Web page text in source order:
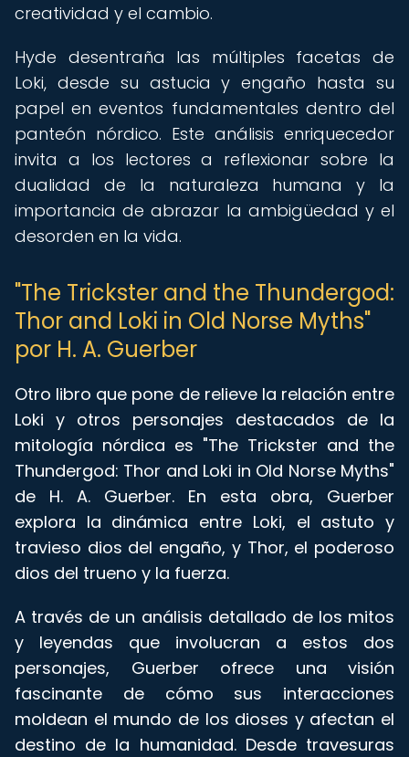
creatividad y el cambio.
Hyde desentraña las múltiples facetas de
Loki, desde su astucia y engaño hasta su
papel en eventos fundamentales dentro del
panteón nórdico. Este análisis enriquecedor
invita a los lectores a reflexionar sobre la
dualidad de la naturaleza humana y la
importancia de abrazar la ambigüedad y el
desorden en la vida.
"The Trickster and the Thundergod:
Thor and Loki in Old Norse Myths"
por H. A. Guerber
Otro libro que pone de relieve la relación entre
Loki y otros personajes destacados de la
mitología nórdica es "The Trickster and the
Thundergod: Thor and Loki in Old Norse Myths"
de H. A. Guerber. En esta obra, Guerber
explora la dinámica entre Loki, el astuto y
travieso dios del engaño, y Thor, el poderoso
dios del trueno y la fuerza.
A través de un análisis detallado de los mitos
y leyendas que involucran a estos dos
personajes, Guerber ofrece una visión
fascinante de cómo sus interacciones
moldean el mundo de los dioses y afectan el
destino de la humanidad. Desde travesuras